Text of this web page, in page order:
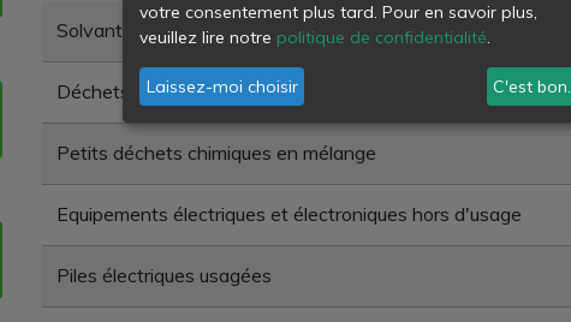
Solvants usés
Déchets de peintures, vernis, encres et colles
Petits déchets chimiques en mélange
Equipements électriques et électroniques hors d'usage
Piles électriques usagées
votre consentement plus tard. Pour en savoir plus,
veuillez lire notre politique de confidentialité.
Laissez-moi choisir C'est bon.